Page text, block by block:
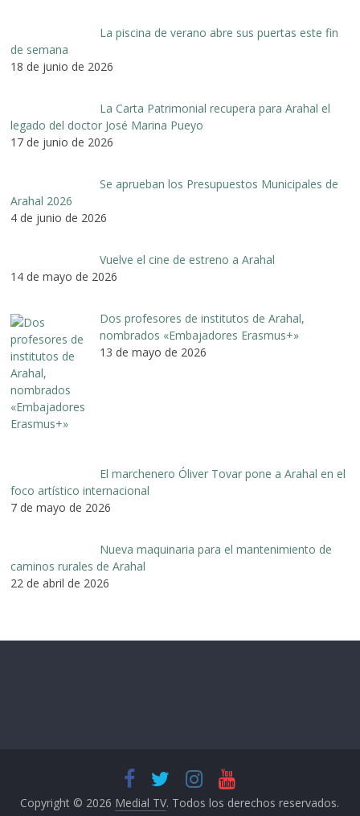
La piscina de verano abre sus puertas este fin
de semana
18 de junio de 2026
La Carta Patrimonial recupera para Arahal el
legado del doctor José Marina Pueyo
17 de junio de 2026
Se aprueban los Presupuestos Municipales de
Arahal 2026
4 de junio de 2026
Vuelve el cine de estreno a Arahal
14 de mayo de 2026
Dos profesores de institutos de Arahal,
nombrados «Embajadores Erasmus+»
13 de mayo de 2026
El marchenero Óliver Tovar pone a Arahal en el
foco artístico internacional
7 de mayo de 2026
Nueva maquinaria para el mantenimiento de
caminos rurales de Arahal
22 de abril de 2026
Copyright © 2026 Medial TV. Todos los derechos reservados.